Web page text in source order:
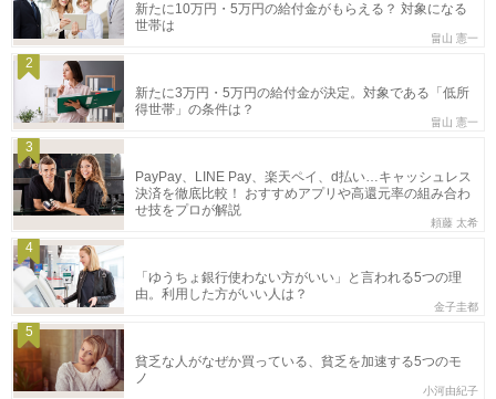
新たに10万円・5万円の給付金がもらえる？ 対象になる
世帯は
畠山 憲一
2
新たに3万円・5万円の給付金が決定。対象である「低所
得世帯」の条件は？
畠山 憲一
3
PayPay、LINE Pay、楽天ペイ、d払い…キャッシュレス
決済を徹底比較！ おすすめアプリや高還元率の組み合わ
せ技をプロが解説
頼藤 太希
4
「ゆうちょ銀行使わない方がいい」と言われる5つの理
由。利用した方がいい人は？
金子圭都
5
貧乏な人がなぜか買っている、貧乏を加速する5つのモ
ノ
小河由紀子